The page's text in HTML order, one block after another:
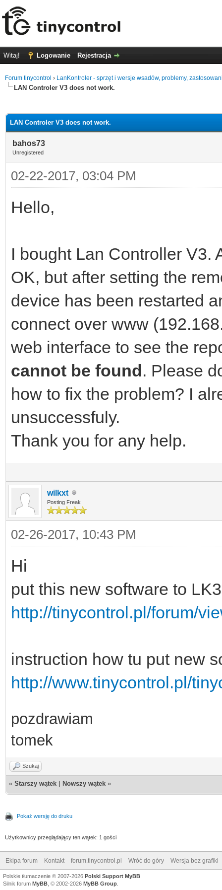
Witaj! Logowanie Rejestracja
Forum tinycontrol › LanKontroler - sprzęt i wersje wsadów, problemy,
LAN Controler V3 does not work.
LAN Controler V3 does not work.
bahos73
Unregistered
02-22-2017, 03:04 PM
Hello,
I bought Lan Controller V3.
OK, but after setting the
device has been restarted
connect over www
web interface to see the
cannot be found. Please
how to fix the problem? I
unsuccessfuly.
Thank you for any help.
wilkxt
Posting Freak
02-26-2017, 10:43 PM
Hi
put this new software to LK3
http://tinycontrol.pl/forum/
instruction how tu put new
http://www.tinycontrol.pl/
pozdrawiam
tomek
Szukaj
« Starszy wątek Nowszy wątek »
Pokaż wersję do druku
Użytkownicy przeglądający ten wątek: 1 gości
Ekipa forum Kontakt forum.tinycontrol.pl Wróć do góry Wersja bez grafiki
Polskie tłumaczenie © 2007-2026 Polski Support MyBB
Silnik forum MyBB , © 2002-2026 MyBB Group